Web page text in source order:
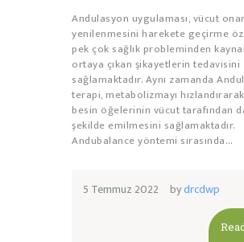
Andulasyon uygulaması, vücut
yenilenmesini harekete geçirme
pek çok sağlık probleminden
ortaya çıkan şikayetlerin tedavisini
sağlamaktadır. Aynı zamanda
terapi, metabolizmayı
besin öğelerinin vücut tarafından
şekilde emilmesini sağlamaktadır.
Andubalance yöntemi sırasında…
5 Temmuz 2022 bydrcdwp